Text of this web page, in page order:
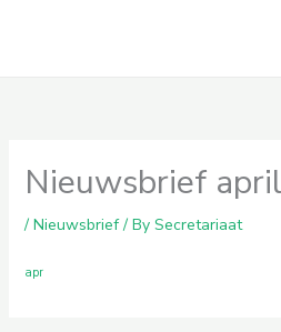
Nieuwsbrief
/ Nieuwsbrief/ By Secretariaat
apr